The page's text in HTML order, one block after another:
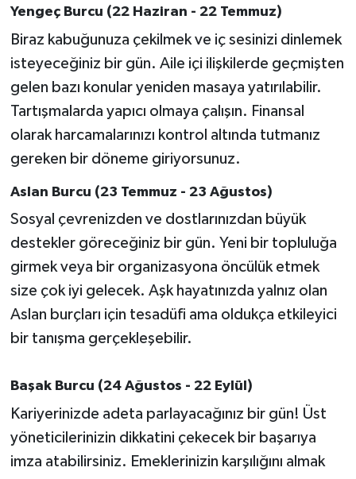
Yengeç Burcu (22 Haziran - 22 Temmuz)
Biraz kabuğunuza çekilmek ve iç sesinizi dinlemek
isteyeceğiniz bir gün. Aile içi ilişkilerde geçmişten
gelen bazı konular yeniden masaya yatırılabilir.
Tartışmalarda yapıcı olmaya çalışın. Finansal
olarak harcamalarınızı kontrol altında tutmanız
gereken bir döneme giriyorsunuz.
Aslan Burcu (23 Temmuz - 23 Ağustos)
Sosyal çevrenizden ve dostlarınızdan büyük
destekler göreceğiniz bir gün. Yeni bir topluluğa
girmek veya bir organizasyona öncülük etmek
size çok iyi gelecek. Aşk hayatınızda yalnız olan
Aslan burçları için tesadüfi ama oldukça etkileyici
bir tanışma gerçekleşebilir.
Başak Burcu (24 Ağustos - 22 Eylül)
Kariyerinizde adeta parlayacağınız bir gün! Üst
yöneticilerinizin dikkatini çekecek bir başarıya
imza atabilirsiniz. Emeklerinizin karşılığını almak